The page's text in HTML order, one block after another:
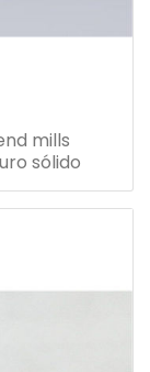
mills
sólido